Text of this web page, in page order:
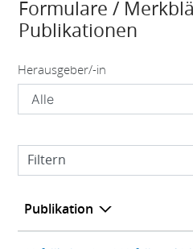
Inhalt
Formulare /
Publikationen
Herausgeber/-in
Filtern
Publikation